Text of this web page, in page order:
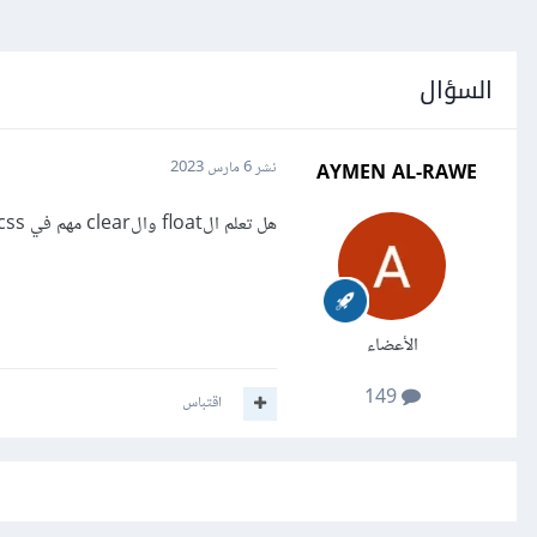
السؤال
AYMEN AL-RAWE
الأعضاء
149
نشر6 مارس 2023
هل تعلم الfloat والclear مهم في css
اقتباس